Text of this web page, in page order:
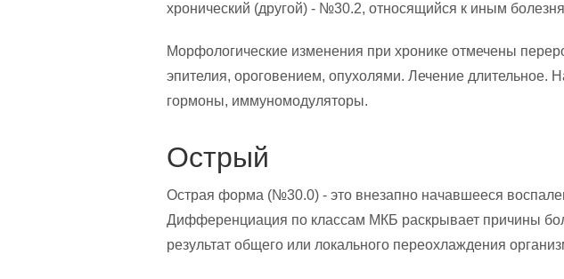
хронический (другой) - №30.2, относящийся к иным
Морфологические изменения при хронике отмечены
эпителия, ороговением, опухолями. Лечение длительное.
гормоны, иммуномодуляторы.
Острый
Острая форма (№30.0) - это внезапно начавшееся
Дифференциация по классам МКБ раскрывает причины
результат общего или локального переохлаждения